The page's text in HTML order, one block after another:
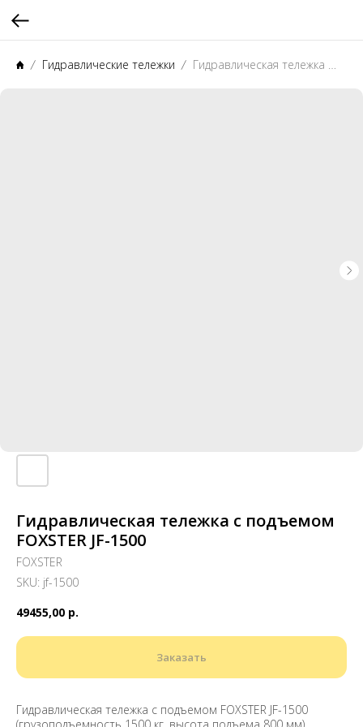
Гидравлические тележки Гидравлическая тележка с подъемом FOXSTER JF-1500
Гидравлическая тележка с подъемом
FOXSTER JF-1500
FOXSTER
SKU: jf-1500
49455,00 р.
Заказать
Гидравлическая тележка с подъемом FOXSTER JF-1500